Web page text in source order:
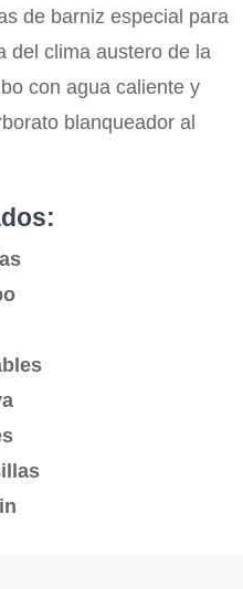
de barniz especial para
del clima austero de la
con agua caliente y
blanqueador al